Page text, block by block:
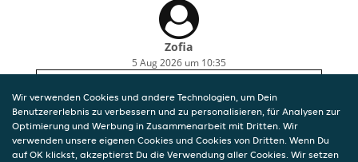
Zofia
5 Aug 2026 um 10:35
(knapp 10 km Entfernung), sehr lecker.
Wir verwenden Cookies und andere Technologien, um Dein
Benutzererlebnis zu verbessern und zu personalisieren, für Analysen zur
Optimierung und Werbung in Zusammenarbeit mit Dritten. Wir
verwenden unsere eigenen Cookies und Cookies von Dritten. Wenn Du
auf OK klickst, akzeptierst Du die Verwendung aller Cookies. Wir setzen